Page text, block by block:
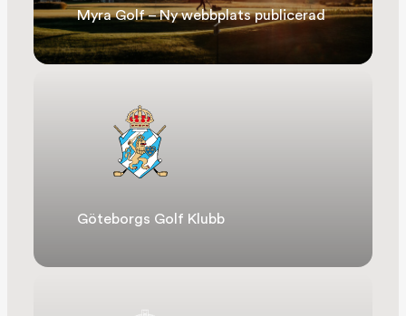
Myra Golf – Ny webbplats publicerad
Göteborgs Golf Klubb